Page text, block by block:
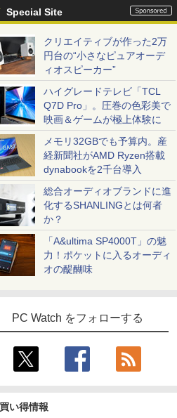
Special Site
クリエイティブが作った2万
円台の“小さなピュアオーデ
ィオスピーカー”
ハイグレードテレビ「TCL
Q7D Pro」。圧巻の色彩美で
映画＆ゲームが極上体験に
メモリ32GBでも予算内。産
経新聞社がAMD Ryzen搭載
dynabookを2千台導入
総合オーディオブランドに進
化するSHANLINGとは何者
か？
「A&ultima SP4000T」の魅
力！ポケットに入るオーディ
オの醍醐味
PC Watch をフォローする
い得情報